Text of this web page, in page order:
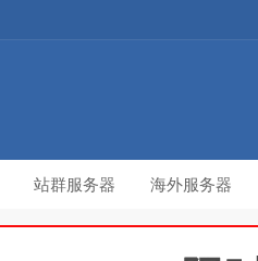
站群服务器 海外服务器